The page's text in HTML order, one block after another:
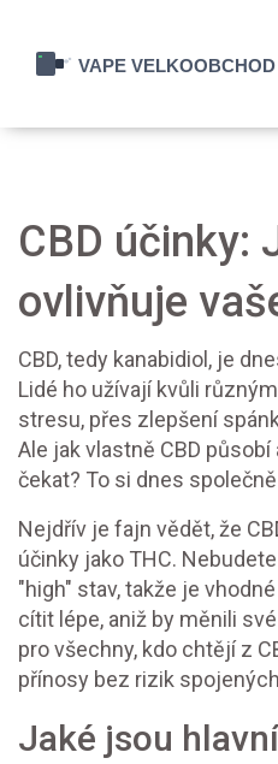
CBD účinky:
ovlivňuje
CBD, tedy kanabidiol, je
Lidé ho užívají kvůli
stresu, přes zlepšení
Ale jak vlastně CBD
čekat? To si dnes
Nejdřív je fajn vědět, že
účinky jako THC.
"high" stav, takže je
cítit lépe, aniž by měnili
pro všechny, kdo chtějí z
přínosy bez rizik
Jaké jsou